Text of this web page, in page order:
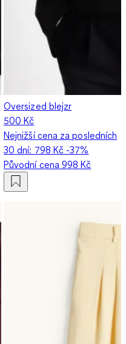
Oversized blejzr
500 Kč
Nejnižší cena za posledních
30 dní: 798 Kč -37%
Původní cena998 Kč